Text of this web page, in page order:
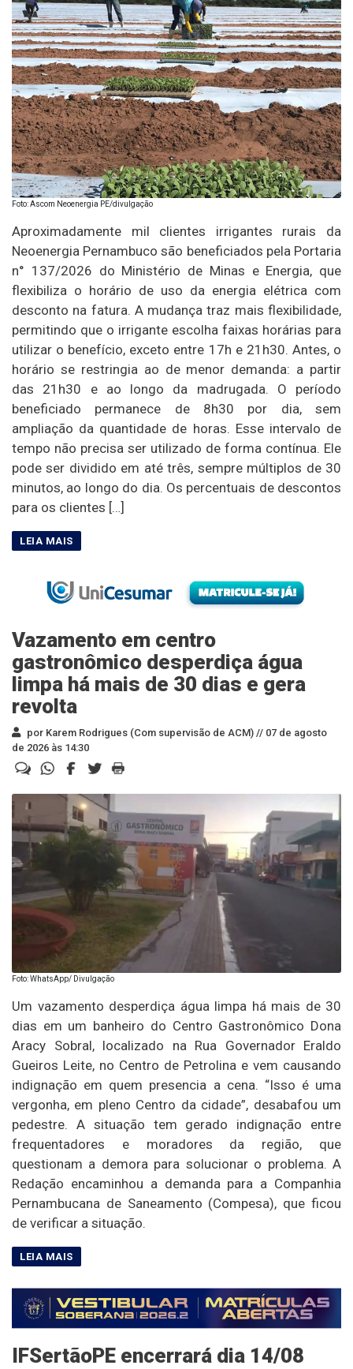
Foto: Ascom Neoenergia PE/divulgação
Aproximadamente mil clientes irrigantes rurais da
Neoenergia Pernambuco são beneficiados pela Portaria
n° 137/2026 do Ministério de Minas e Energia, que
flexibiliza o horário de uso da energia elétrica com
desconto na fatura. A mudança traz mais flexibilidade,
permitindo que o irrigante escolha faixas horárias para
utilizar o benefício, exceto entre 17h e 21h30. Antes, o
horário se restringia ao de menor demanda: a partir
das 21h30 e ao longo da madrugada. O período
beneficiado permanece de 8h30 por dia, sem
ampliação da quantidade de horas. Esse intervalo de
tempo não precisa ser utilizado de forma contínua. Ele
pode ser dividido em até três, sempre múltiplos de 30
minutos, ao longo do dia. Os percentuais de descontos
para os clientes […]
Vazamento em centro
gastronômico desperdiça água
limpa há mais de 30 dias e gera
revolta
por Karem Rodrigues (Com supervisão de ACM) // 07 de agosto
de 2026 às 14:30
Foto: WhatsApp/ Divulgação
Um vazamento desperdiça água limpa há mais de 30
dias em um banheiro do Centro Gastronômico Dona
Aracy Sobral, localizado na Rua Governador Eraldo
Gueiros Leite, no Centro de Petrolina e vem causando
indignação em quem presencia a cena. “Isso é uma
vergonha, em pleno Centro da cidade”, desabafou um
pedestre. A situação tem gerado indignação entre
frequentadores e moradores da região, que
questionam a demora para solucionar o problema. A
Redação encaminhou a demanda para a Companhia
Pernambucana de Saneamento (Compesa), que ficou
de verificar a situação.
IFSertãoPE encerrará dia 14/08